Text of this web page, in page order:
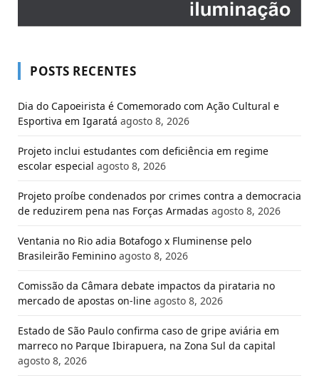
POSTS RECENTES
Dia do Capoeirista é Comemorado com Ação Cultural e
Esportiva em Igaratá agosto 8, 2026
Projeto inclui estudantes com deficiência em regime
escolar especial agosto 8, 2026
Projeto proíbe condenados por crimes contra a democracia
de reduzirem pena nas Forças Armadas agosto 8, 2026
Ventania no Rio adia Botafogo x Fluminense pelo
Brasileirão Feminino agosto 8, 2026
Comissão da Câmara debate impactos da pirataria no
mercado de apostas on-line agosto 8, 2026
Estado de São Paulo confirma caso de gripe aviária em
marreco no Parque Ibirapuera, na Zona Sul da capital
agosto 8, 2026